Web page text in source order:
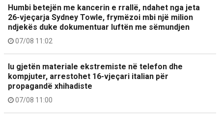
Humbi betejën me kancerin e rrallë, ndahet nga jeta
26-vjeçarja Sydney Towle, frymëzoi mbi një milion
ndjekës duke dokumentuar luftën me sëmundjen
07/08 11:02
Iu gjetën materiale ekstremiste në telefon dhe
kompjuter, arrestohet 16-vjeçari italian për
propagandë xhihadiste
07/08 11:00